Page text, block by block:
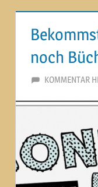
noch
9. AUGUST
MARTINA BERG
KOMMENTAR